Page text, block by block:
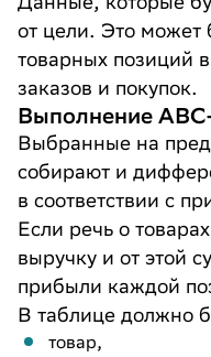
от цели. Это может
товарных позиций
заказов и покупок.
Выполнение
Выбранные на
собирают и
в соответствии с
Если речь о
выручку и от этой
прибыли каждой
В таблице должно
товар,